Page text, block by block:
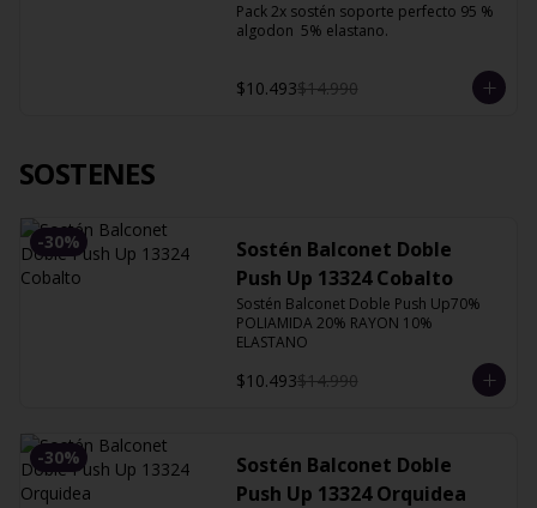
Pack 2x sostén soporte perfecto 95 %
algodon  5% elastano.
$10.493$14.990
SOSTENES
-30%
Sostén Balconet Doble
Push Up 13324 Cobalto
Sostén Balconet Doble Push Up70%
POLIAMIDA 20% RAYON 10%
ELASTANO
$10.493$14.990
-30%
Sostén Balconet Doble
Push Up 13324 Orquidea